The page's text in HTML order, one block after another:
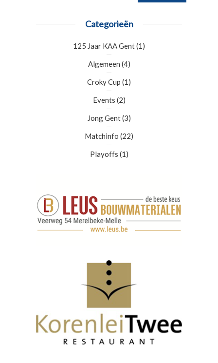
Categorieën
125 Jaar KAA Gent(1)
Algemeen (4)
Croky Cup (1)
Events (2)
Jong Gent(3)
Matchinfo (22)
Playoffs (1)